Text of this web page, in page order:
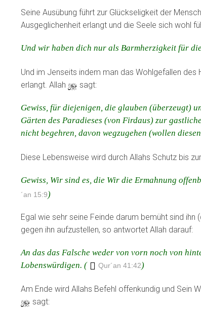
Seine Ausübung führt zur Glückseligkeit der
Ausgeglichenheit erlangt und die Seele sich wohl
Und wir haben dich nur als Barmherzigkeit für
Und im Jenseits indem man das Wohlgefallen des
erlangt. Allah y sagt:
Gewiss, für diejenigen, die glauben (überzeugt)
Gärten des Paradieses (von Firdaus) zur
nicht begehren, davon wegzugehen (wollen
Diese Lebensweise wird durch Allahs Schutz bis
Gewiss, Wir sind es, die Wir die Ermahnung
´an 15:9)
Egal wie sehr seine Feinde darum bemüht sind ihn
gegen ihn aufzustellen, so antwortet Allah darauf:
An das das Falsche weder von vorn noch von
Lobenswürdigen. (
Qur´an 41:42)
Am Ende wird Allahs Befehl offenkundig und Sein
y sagt: